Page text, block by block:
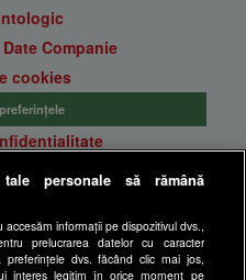
Companie
cookies
pe Lajumate.ro
Channel
personale să rămână
accesăm informații pe dispozitivul dvs.,
prelucrarea datelor cu caracter
dvs. făcând clic mai jos,
interes legitim în orice moment pe